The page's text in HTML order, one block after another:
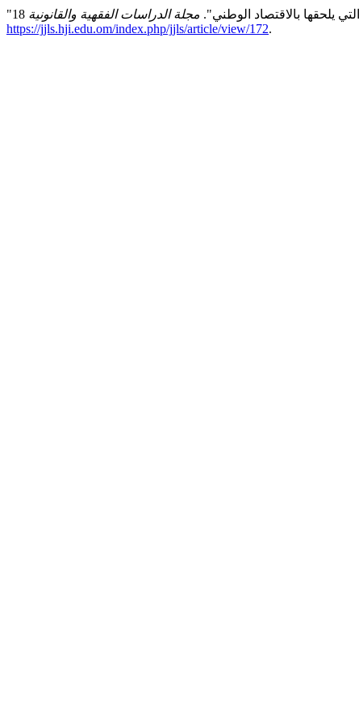
يلحقها بالاقتصاد الوطني". مجلة الدراسات الفقهية والقانونية
https://jjls.hji.edu.om/index.php/jjls/article/view/172.